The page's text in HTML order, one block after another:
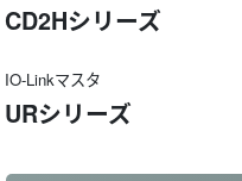
CD2Hシリーズ
IO-Linkマスタ
URシリーズ